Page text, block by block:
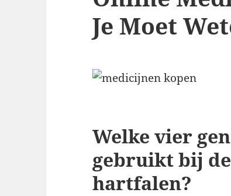
Je Moet
Welke vier
gebruikt bij
hartfalen?